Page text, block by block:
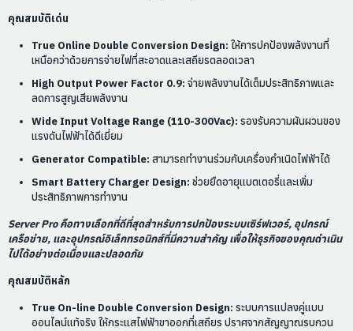
คุณสมบัติเด่น
True Online Double Conversion Design: ให้การปกป้องพลังงานที่
เหนือกว่าด้วยการจ่ายไฟที่สะอาดและเสถียรตลอดเวลา
High Output Power Factor 0.9: จ่ายพลังงานได้เต็มประสิทธิภาพและ
ลดการสูญเสียพลังงาน
Wide Input Voltage Range (110-300Vac): รองรับความผันผวนของ
แรงดันไฟฟ้าได้ดีเยี่ยม
Generator Compatible: สามารถทำงานร่วมกับเครื่องกำเนิดไฟฟ้าได้
Smart Battery Charger Design: ช่วยยืดอายุแบตเตอรี่และเพิ่ม
ประสิทธิภาพการทำงาน
Server Pro คือทางเลือกที่ดีที่สุดสำหรับการปกป้องระบบเซิร์ฟเวอร์, อุปกรณ์
เครือข่าย, และอุปกรณ์อิเล็กทรอนิกส์ที่มีความสำคัญ เพื่อให้ธุรกิจของคุณดำเนิน
ไปได้อย่างต่อเนื่องและปลอดภัย
คุณสมบัติหลัก
True On-line Double Conversion Design: ระบบการแปลงคู่แบบ
ออนไลน์แท้จริง ให้กระแสไฟฟ้าขาออกที่เสถียร ปราศจากสัญญาณรบกวน